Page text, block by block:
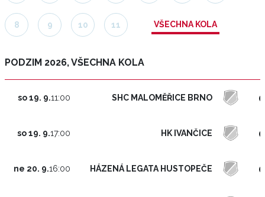
8 9 10 11 VŠECHNA KOLA
PODZIM 2026, VŠECHNA KOLA
so 19. 9.11:00 SHC MALOMĚŘICE BRNO
so 19. 9.17:00 HK IVANČICE
ne 20. 9.16:00 HÁZENÁ LEGATA HUSTOPEČE